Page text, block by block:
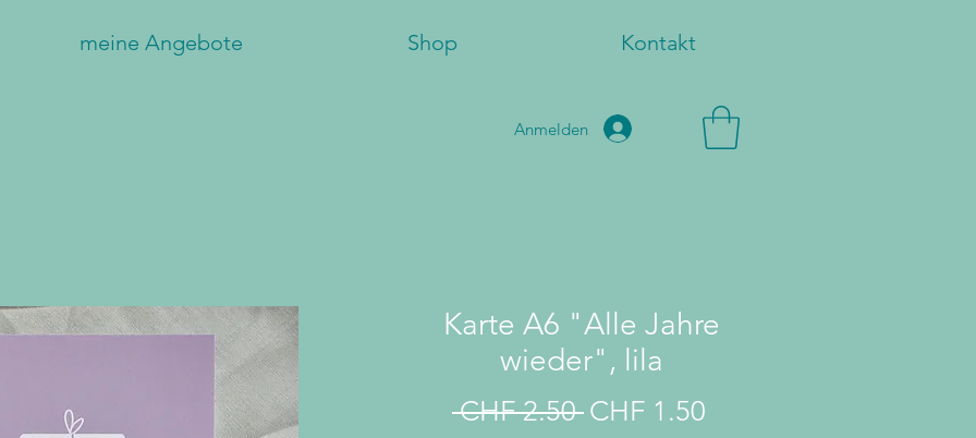
meine Angebote Shop Kontakt
Anmelden
Karte A6 "Alle Jahre
wieder", lila
CHF 2.50 Standardpreis
CHF 1.50